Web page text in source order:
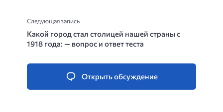
Следующая запись
Какой город стал столицей нашей страны с
1918 года: — вопрос и ответ теста
Открыть обсуждение